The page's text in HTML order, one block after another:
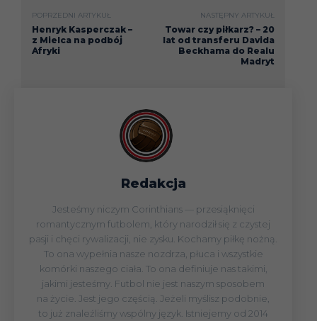
POPRZEDNI ARTYKUŁ
Henryk Kasperczak –
z Mielca na podbój
Afryki
NASTĘPNY ARTYKUŁ
Towar czy piłkarz? – 20
lat od transferu Davida
Beckhama do Realu
Madryt
Redakcja
Jesteśmy niczym Corinthians — przesiąknięci
romantycznym futbolem, który narodził się z czystej
pasji i chęci rywalizacji, nie zysku. Kochamy piłkę nożną.
To ona wypełnia nasze nozdrza, płuca i wszystkie
komórki naszego ciała. To ona definiuje nas takimi,
jakimi jesteśmy. Futbol nie jest naszym sposobem
na życie. Jest jego częścią. Jeżeli myślisz podobnie,
to już znaleźliśmy wspólny język. Istniejemy od 2014